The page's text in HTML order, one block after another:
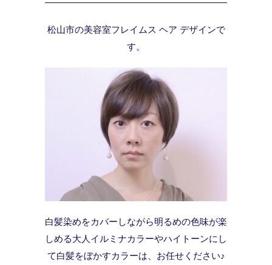
松山市の美容室フレイムス ヘア デザインで
す。
白髪染めをカバーしながら明るめの色味が楽
しめる大人イルミナカラーやハイトーンにし
て白髪をぼかすカラーは、お任せください♪